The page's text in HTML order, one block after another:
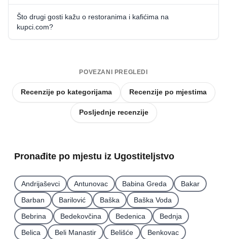
Što drugi gosti kažu o restoranima i kafićima na
kupci.com?
POVEZANI PREGLEDI
Recenzije po kategorijama Recenzije po mjestima
Posljednje recenzije
Pronađite po mjestu iz Ugostiteljstvo
Andrijaševci Antunovac Babina Greda
Bakar
Barban
Barilović Baška
Baška Voda
Bebrina
Bedekovčina Bedenica
Bednja
Belica
Beli Manastir Belišće
Benkovac